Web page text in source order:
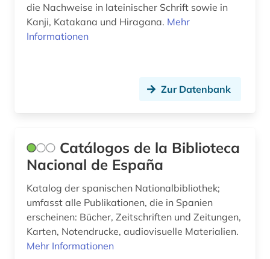
chronologie (1)
compliance (1)
computermusik (1)
constance-marie de *1767-1845* (1)
dannebrogsmænd (2)
die Nachweise in lateinischer Schrift sowie in
Kanji, Katakana und Hiragana. Mehr
Informationen
Zur Datenbank
Catálogos de la Biblioteca
Nacional de España
Katalog der spanischen Nationalbibliothek;
umfasst alle Publikationen, die in Spanien
erscheinen: Bücher, Zeitschriften und Zeitungen,
Karten, Notendrucke, audiovisuelle Materialien.
Mehr Informationen